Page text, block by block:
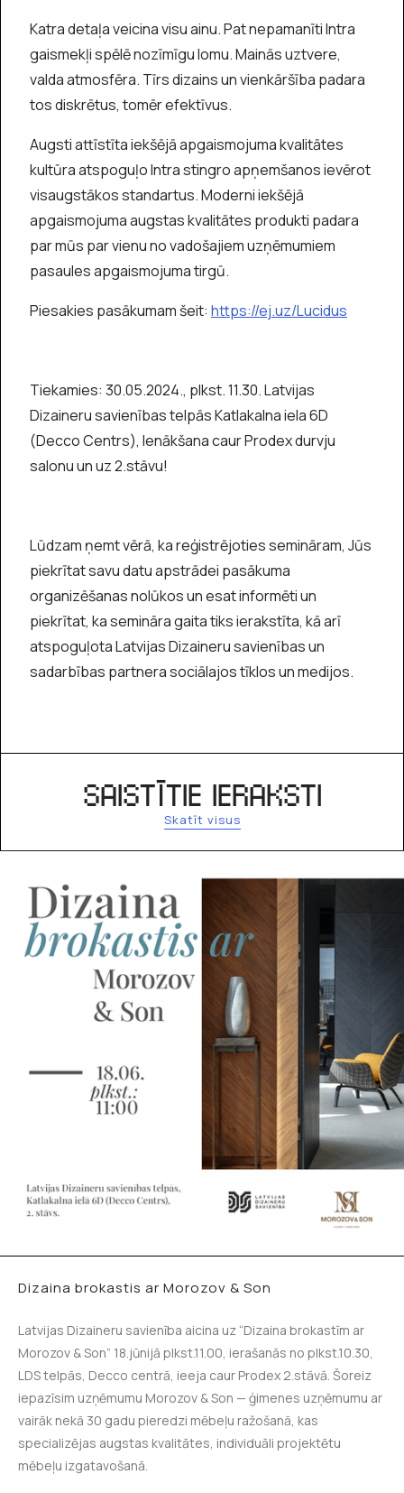
Katra detaļa veicina visu ainu. Pat nepamanīti Intra
gaismekļi spēlē nozīmīgu lomu. Mainās uztvere,
valda atmosfēra. Tīrs dizains un vienkāršība padara
tos diskrētus, tomēr efektīvus.
Augsti attīstīta iekšējā apgaismojuma kvalitātes
kultūra atspoguļo Intra stingro apņemšanos ievērot
visaugstākos standartus. Moderni iekšējā
apgaismojuma augstas kvalitātes produkti padara
par mūs par vienu no vadošajiem uzņēmumiem
pasaules apgaismojuma tirgū.
Piesakies pasākumam šeit: https://ej.uz/Lucidus
Tiekamies: 30.05.2024., plkst. 11.30. Latvijas
Dizaineru savienības telpās Katlakalna iela 6D
(Decco Centrs), Ienākšana caur Prodex durvju
salonu un uz 2.stāvu!
Lūdzam ņemt vērā, ka reģistrējoties semināram, Jūs
piekrītat savu datu apstrādei pasākuma
organizēšanas nolūkos un esat informēti un
piekrītat, ka semināra gaita tiks ierakstīta, kā arī
atspoguļota Latvijas Dizaineru savienības un
sadarbības partnera sociālajos tīklos un medijos.
SAISTĪTIE IERAKSTI
Skatīt visus
Dizaina brokastis ar Morozov & Son
Latvijas Dizaineru savienība aicina uz “Dizaina brokastīm ar
Morozov & Son” 18.jūnijā plkst.11.00, ierašanās no plkst.10.30,
LDS telpās, Decco centrā, ieeja caur Prodex 2.stāvā. Šoreiz
iepazīsim uzņēmumu Morozov & Son — ģimenes uzņēmumu ar
vairāk nekā 30 gadu pieredzi mēbeļu ražošanā, kas
specializējas augstas kvalitātes, individuāli projektētu
mēbeļu izgatavošanā.